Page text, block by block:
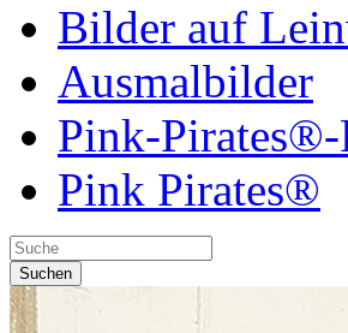
Bilder auf
Ausmalbilder
Pink-Pirates®-
Pink Pirates®